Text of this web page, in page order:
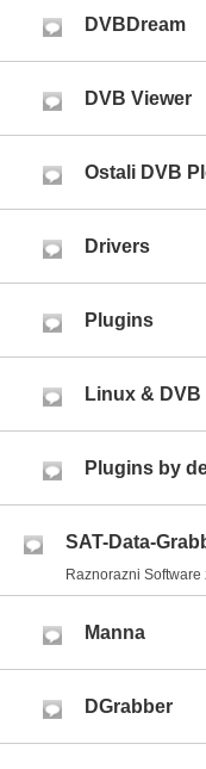
DVBDream
DVB Viewer
Ostali DVB
Drivers
Plugins
Linux & DVB
Plugins by
SAT-Data-
Raznorazni Software
Manna
DGrabber